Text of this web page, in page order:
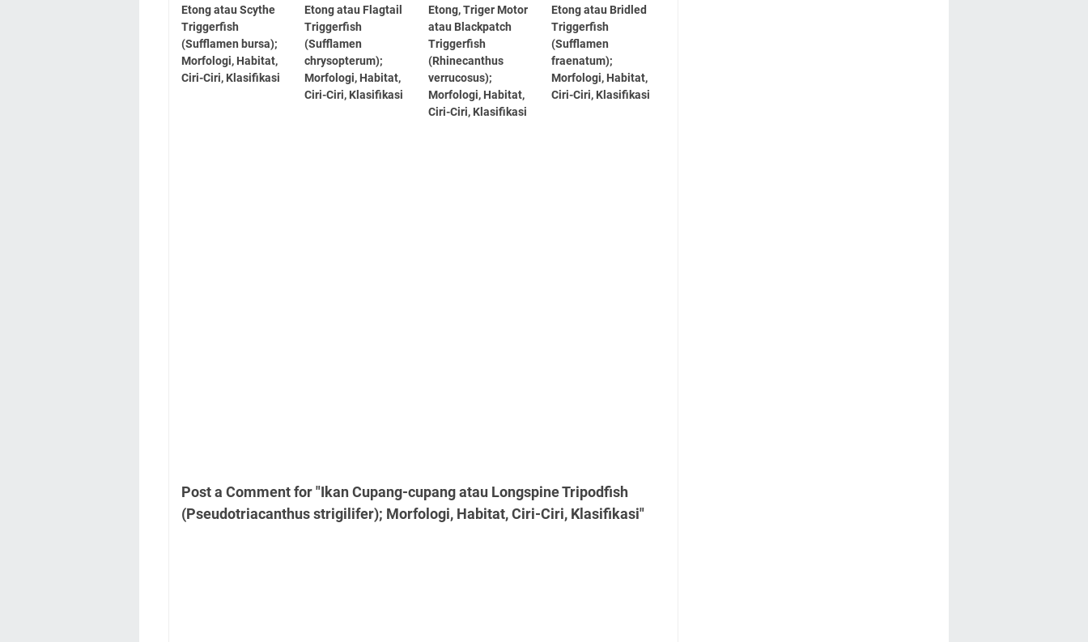
Etong atau Scythe
Triggerfish
(Sufflamen bursa);
Morfologi, Habitat,
Ciri-Ciri, Klasifikasi
Etong atau Flagtail
Triggerfish
(Sufflamen
chrysopterum);
Morfologi, Habitat,
Ciri-Ciri, Klasifikasi
Etong, Triger Motor
atau Blackpatch
Triggerfish
(Rhinecanthus
verrucosus);
Morfologi, Habitat,
Ciri-Ciri, Klasifikasi
Etong atau Bridled
Triggerfish
(Sufflamen
fraenatum);
Morfologi, Habitat,
Ciri-Ciri, Klasifikasi
Post a Comment for "Ikan Cupang-cupang atau Longspine Tripodfish
(Pseudotriacanthus strigilifer); Morfologi, Habitat, Ciri-Ciri, Klasifikasi"